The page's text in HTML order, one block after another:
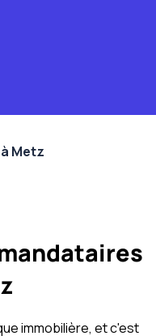
Metz
immobilière, et c'est